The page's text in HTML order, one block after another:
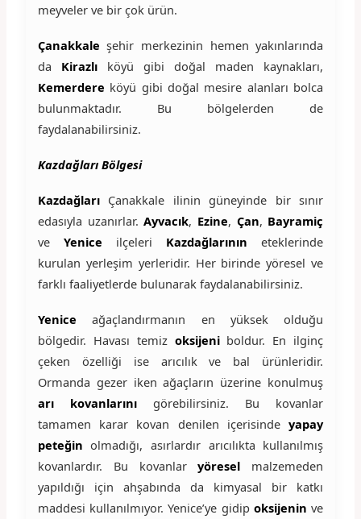
meyveler ve bir çok ürün.
Çanakkale şehir merkezinin hemen yakınlarında
da Kirazlıköyü gibi doğal maden kaynakları,
Kemerdere köyü gibi doğal mesire alanları bolca
bulunmaktadır. Bu bölgelerden de
faydalanabilirsiniz.
Kazdağları Bölgesi
KazdağlarıÇanakkale ilinin güneyinde bir sınır
edasıyla uzanırlar.Ayvacık, Ezine, Çan, Bayramiç
ve Yenice ilçeleri Kazdağlarının eteklerinde
kurulan yerleşim yerleridir. Her birinde yöresel ve
farklı faaliyetlerde bulunarak faydalanabilirsiniz.
Yenice ağaçlandırmanın en yüksek olduğu
bölgedir. Havası temiz oksijeniboldur. En ilginç
çeken özelliği ise arıcılık ve bal ürünleridir.
Ormanda gezer iken ağaçların üzerine konulmuş
arı kovanlarınıgörebilirsiniz. Bu kovanlar
tamamen karar kovan denilen içerisindeyapay
peteğin olmadığı, asırlardır arıcılıkta kullanılmış
kovanlardır. Bu kovanlaryöresel malzemeden
yapıldığı için ahşabında da kimyasal bir katkı
maddesi kullanılmıyor. Yenice’ye gidip oksijenin ve